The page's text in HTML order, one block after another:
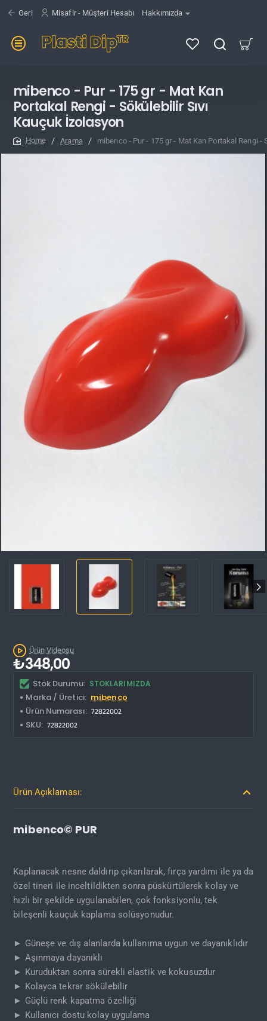
Geri Misafir - Müşteri Hesabı Hakkımızda
mibenco - Pur - 175 gr - Mat Kan
Portakal Rengi - Sökülebilir Sıvı
Kauçuk İzolasyon
Arama mibenco - Pur - 175 gr - Mat Kan Portakal Rengi -
Ürün Videosu
Stok Durumu: STOKLARIMIZDA
Marka / Üretici: mibenco
Ürün Numarası: 72822002
SKU: 72822002
₺348,00
Ürün Açıklaması:
mibenco© PUR
Kaplanacak nesne daldırıp çıkarılarak, fırça yardımı ile ya da
özel tineri ile inceltildikten sonra püskürtülerek kolay ve
hızlı bir şekilde uygulanabilen, çok fonksiyonlu, tek
bileşenli kauçuk kaplama solüsyonudur.
► Güneşe ve dış alanlarda kullanıma uygun ve dayanıklıdır
► Aşınmaya dayanıklı
► Kuruduktan sonra sürekli elastik ve kokusuzdur
► Kolayca tekrar sökülebilir
► Güçlü renk kapatma özelliği
► Kullanıcı dostu kolay uygulama